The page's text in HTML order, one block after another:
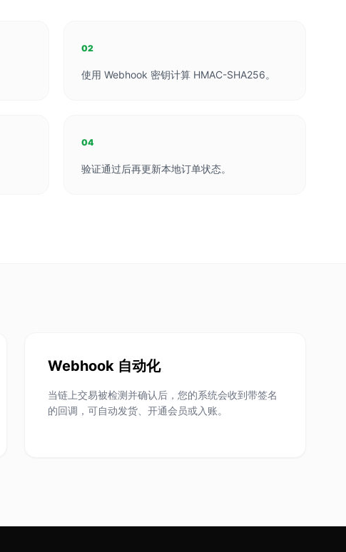
02
使用 Webhook 密钥计算 HMAC-SHA256。
04
验证通过后再更新本地订单状态。
Webhook 自动化
当链上交易被检测并确认后，您的系统会收到带签名
的回调，可自动发货、开通会员或入账。